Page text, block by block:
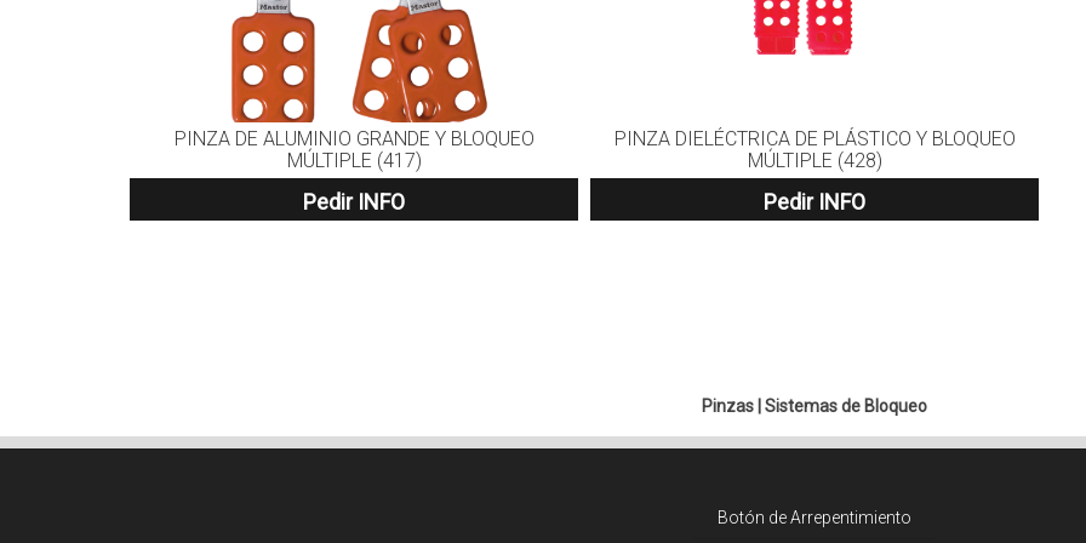
PINZA DE ALUMINIO GRANDE Y BLOQUEO
MÚLTIPLE (417)
Pedir INFO
PINZA DIELÉCTRICA DE PLÁSTICO Y BLOQUEO
MÚLTIPLE (428)
Pedir INFO
Pinzas Sistemas de Bloqueo
Botón de Arrepentimiento